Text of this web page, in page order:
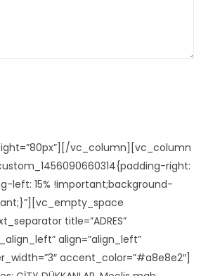
vc_column][vc_column
right:
left: 15% !important;background-
title=”ADRES”
align=”align_left”
accent_color=”#a8e8e2″]